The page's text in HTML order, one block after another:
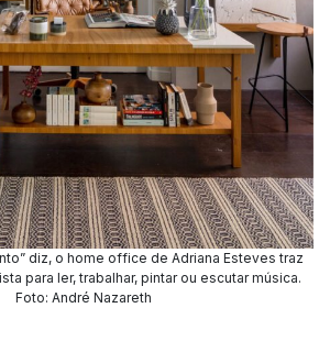
diz, o home office de Adriana Esteves traz
para ler, trabalhar, pintar ou escutar música.
Foto: André Nazareth